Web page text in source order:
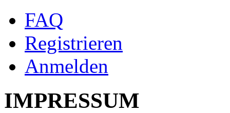
FAQ
Registrieren
Anmelden
IMPRESSUM